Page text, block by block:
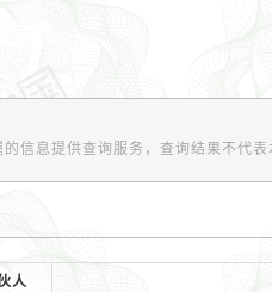
信息提供查询服务，查询结果不代
人